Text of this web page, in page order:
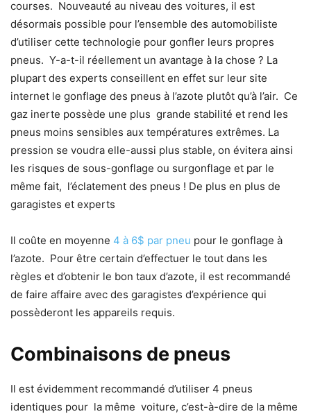
courses. Nouveauté au niveau des voitures, il est
désormais possible pour l’ensemble des automobiliste
d’utiliser cette technologie pour gonfler leurs propres
pneus. Y-a-t-il réellement un avantage à la chose ? La
plupart des experts conseillent en effet sur leur site
internet le gonflage des pneus à l’azote plutôt qu’à l’air. Ce
gaz inerte possède une plus grande stabilité et rend les
pneus moins sensibles aux températures extrêmes. La
pression se voudra elle-aussi plus stable, on évitera ainsi
les risques de sous-gonflage ou surgonflage et par le
même fait, l’éclatement des pneus ! De plus en plus de
garagistes et experts
Il coûte en moyenne 4 à 6$ par pneu pour le gonflage à
l’azote. Pour être certain d’effectuer le tout dans les
règles et d’obtenir le bon taux d’azote, il est recommandé
de faire affaire avec des garagistes d’expérience qui
possèderont les appareils requis.
Combinaisons de pneus
Il est évidemment recommandé d’utiliser 4 pneus
identiques pour la même voiture, c’est-à-dire de la même